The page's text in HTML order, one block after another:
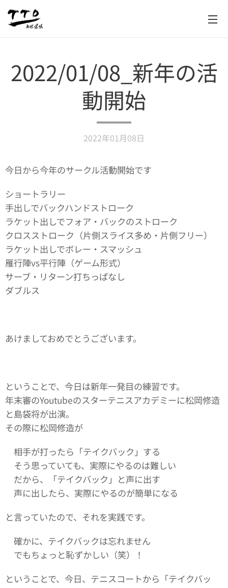
2022/01/08_新年の活
動開始
2022年01月08日
今日から今年のサークル活動開始です
ショートラリー
手出しでバックハンドストローク
ラケット出しでフォア・バックのストローク
クロスストローク（片側スライス多め・片側フリー）
ラケット出しでボレー・スマッシュ
雁行陣vs平行陣（ゲーム形式）
サーブ・リターン打ちっぱなし
ダブルス
あけましておめでとうございます。
ということで、今日は新年一発目の練習です。
年末審のYoutubeのスターテニスアカデミーに松岡修造
と島袋将が出演。
その際に松岡修造が
相手が打ったら「テイクバック」する
そう思っていても、実際にやるのは難しい
だから、「テイクバック」と声に出す
声に出したら、実際にやるのが簡単になる
と言っていたので、それを実践です。
確かに、テイクバックは忘れません
でもちょっと恥ずかしい（笑）！
ということで、今日、テニスコートから「テイクバッ